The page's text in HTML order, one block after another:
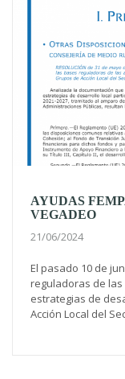
AYUDAS
VEGADEO
21/06/2024
El pasado 10 de
reguladoras de
estrategias de
Acción Local del